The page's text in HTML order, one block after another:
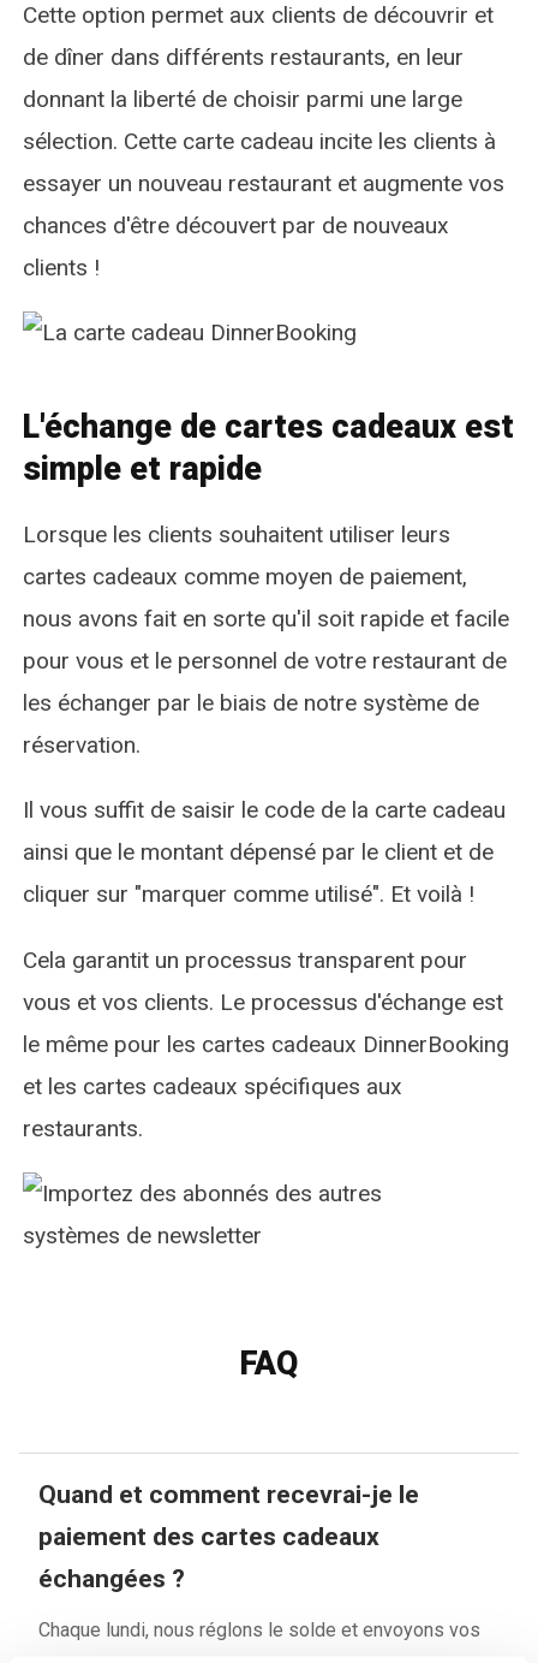
Cette option permet aux clients de découvrir et
de dîner dans différents restaurants, en leur
donnant la liberté de choisir parmi une large
sélection. Cette carte cadeau incite les clients à
essayer un nouveau restaurant et augmente vos
chances d'être découvert par de nouveaux
clients !
L'échange de cartes cadeaux est
simple et rapide
Lorsque les clients souhaitent utiliser leurs
cartes cadeaux comme moyen de paiement,
nous avons fait en sorte qu'il soit rapide et facile
pour vous et le personnel de votre restaurant de
les échanger par le biais de notre système de
réservation.
Il vous suffit de saisir le code de la carte cadeau
ainsi que le montant dépensé par le client et de
cliquer sur "marquer comme utilisé". Et voilà !
Cela garantit un processus transparent pour
vous et vos clients. Le processus d'échange est
le même pour les cartes cadeaux DinnerBooking
et les cartes cadeaux spécifiques aux
restaurants.
FAQ
Quand et comment recevrai-je le
paiement des cartes cadeaux
échangées ?
Chaque lundi, nous réglons le solde et envoyons vos